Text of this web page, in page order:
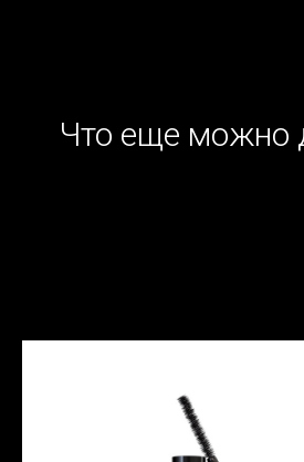
Что еще можно